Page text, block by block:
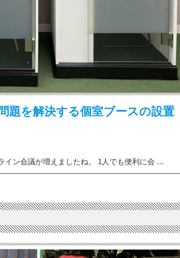
題を解決する個室ブースの設置
イン会議が増えましたね。 1人でも便利に会 …